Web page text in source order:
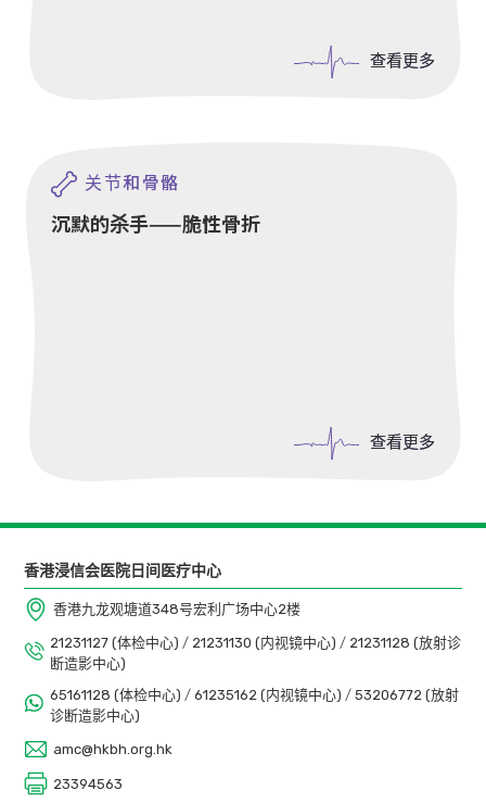
查看更多
查看更多
关节和骨骼
沉默的杀手——脆性骨折
查看更多
查看更多
香港浸信会医院日间医疗中心
香港九龙观塘道348号宏利广场中心2楼
21231127 (体检中心) / 21231130 (内视镜中心) / 21231128 (放射诊
断造影中心)
65161128 (体检中心) / 61235162 (内视镜中心) / 53206772 (放射
诊断造影中心)
amc@hkbh.org.hk
23394563